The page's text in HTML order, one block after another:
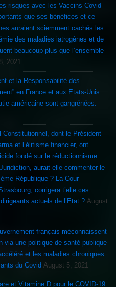
risques avec les Vaccins Covid
que ses bénéfices et ce
auraient sciemment cachés les
des maladies iatrogènes et de
beaucoup plus que l’ensemble
2021
et la Responsabilité des
en France et aux Etats-Unis.
américaine sont gangrénées.
dont le Président
et l’élitisme financier, ont
fondé sur le réductionnisme
aurait-elle commenter le
République ? La Cour
corrigera t’elle ces
actuels de l’Etat ? August
français méconnaissent
via une politique de santé publique
et les maladies chroniques
du Covid August 5, 2021
et Vitamine D pour le COVID-19